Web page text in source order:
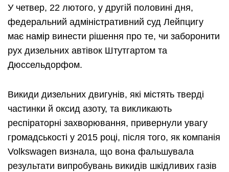
У четвер, 22 лютого, у другій половині дня,
федеральний адміністративний суд Лейпцигу
має намір винести рішення про те, чи заборонити
рух дизельних автівок Штутгартом та
Дюссельдорфом.
Викиди дизельних двигунів, які містять тверді
частинки й оксид азоту, та викликають
респіраторні захворювання, привернули увагу
громадськості у 2015 році, після того, як компанія
Volkswagen визнала, що вона фальшувала
результати випробувань викидів шкідливих газів